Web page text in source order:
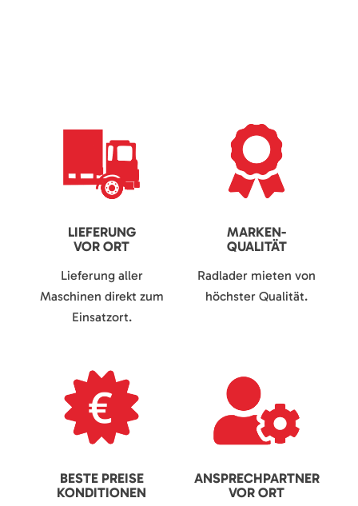
LIEFERUNG
VOR ORT
Lieferung aller
Maschinen direkt zum
Einsatzort.
MARKEN-
QUALITÄT
Radlader mieten von
höchster Qualität.
BESTE PREISE
KONDITIONEN
ANSPRECHPARTNER
VOR ORT